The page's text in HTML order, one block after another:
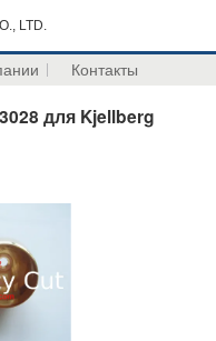
LTD.
Контакты
для Kjellberg